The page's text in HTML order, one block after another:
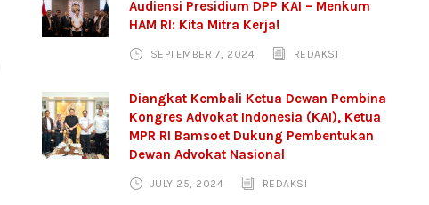
Audiensi Presidium DPP KAI – Menkum
HAM RI: Kita Mitra Kerja!
SEPTEMBER 7, 2024 REDAKSI
Diangkat Kembali Ketua Dewan Pembina
Kongres Advokat Indonesia (KAI), Ketua
MPR RI Bamsoet Dukung Pembentukan
Dewan Advokat Nasional
JULY 25, 2024 REDAKSI